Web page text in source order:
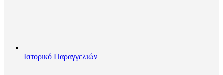
Ιστορικό Παραγγελιών